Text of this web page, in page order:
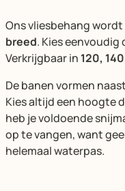
Ons vliesbehang
breed. Kies
Verkrijgbaar in 120,
De banen vormen
Kies altijd een hoogte
heb je voldoende
op te vangen, want
helemaal waterpas.